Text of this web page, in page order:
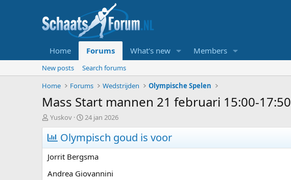
Home Forums What's new Members
New posts
Search forums
Home
Forums Wedstrijden Olympische Spelen
Mass Start mannen 21 februari 15:00-17:50
T
o
p
i
c
s
t
Yuskov
S
t
a
r
t
d
a
24 jan 2026
Olympisch goud is voor
Jorrit Bergsma
Andrea Giovannini